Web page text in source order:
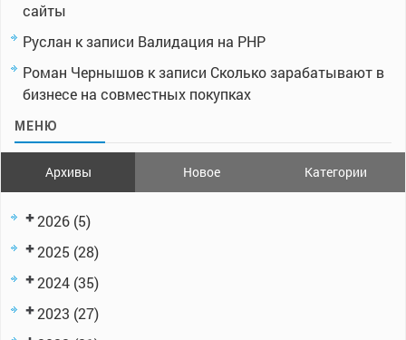
сайты
Руслан к записи Валидация на PHP
Роман Чернышов к записи Сколько зарабатывают в
бизнесе на совместных покупках
МЕНЮ
Архивы Новое Категории
2026 (5)
2025 (28)
2024 (35)
2023 (27)